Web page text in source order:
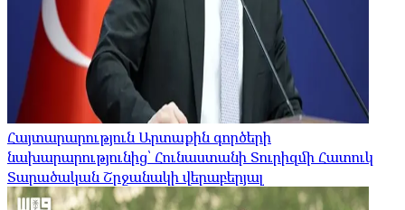
Հայտարարություն Արտաքին գործերի
նախարարությունից՝ Հունաստանի Տուրիզմի Հատուկ
Տարածական Շրջանակի վերաբերյալ